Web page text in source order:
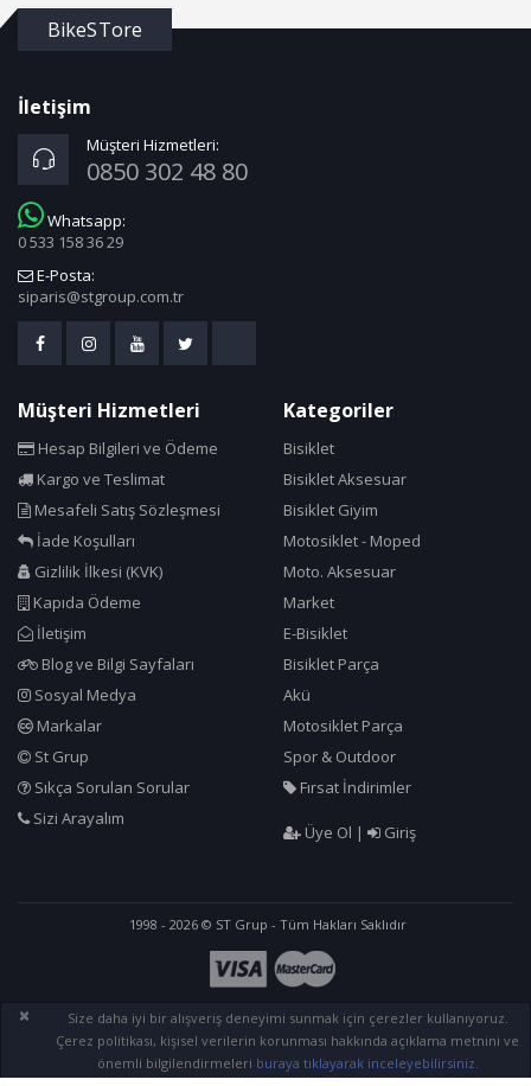
BikeSTore
İletişim
Müşteri Hizmetleri:
0850 302 48 80
Whatsapp:
0 533 158 36 29
E-Posta:
siparis@stgroup.com.tr
Müşteri Hizmetleri
Hesap Bilgileri ve Ödeme
Kargo ve Teslimat
Mesafeli Satış Sözleşmesi
İade Koşulları
Gizlilik İlkesi (KVK)
Kapıda Ödeme
İletişim
Blog ve Bilgi Sayfaları
Sosyal Medya
Markalar
St Grup
Sıkça Sorulan Sorular
Sizi Arayalım
Kategoriler
Bisiklet
Bisiklet Aksesuar
Bisiklet Giyim
Motosiklet - Moped
Moto. Aksesuar
Market
E-Bisiklet
Bisiklet Parça
Akü
Motosiklet Parça
Spor & Outdoor
Fırsat İndirimler
Üye Ol | Giriş
1998 - 2026 © ST Grup - Tüm Hakları Saklıdır
Size daha iyi bir alışveriş deneyimi sunmak için çerezler kullanıyoruz.
Çerez politikası, kişisel verilerin korunması hakkında açıklama metnini ve
önemli bilgilendirmeleri buraya tıklayarak inceleyebilirsiniz.
×